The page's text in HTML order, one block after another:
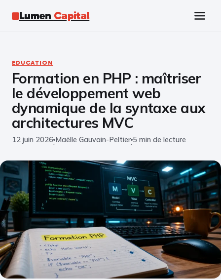
Lumen Capital
Business
Finance
Marketing
Emploi
EDUCATION
Formation en PHP : maîtriser
le développement web
dynamique de la syntaxe aux
architectures MVC
12 juin 2026
·
Maëlle Gauvain-Peltier
·
5 min de lecture